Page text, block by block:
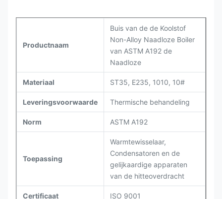
Productnaam
Buis van de de Koolstof
Non-Alloy Naadloze Boiler
van ASTM A192 de
Naadloze
Materiaal ST35, E235, 1010, 10#
Leveringsvoorwaarde Thermische behandeling
Norm ASTM A192
Toepassing
Warmtewisselaar,
Condensatoren en de
gelijkaardige apparaten
van de hitteoverdracht
Certificaat ISO 9001